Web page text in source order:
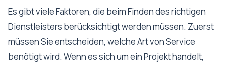
Es gibt viele Faktoren, die beim Finden des richtigen
Dienstleisters berücksichtigt werden müssen. Zuerst
müssen Sie entscheiden, welche Art von Service
benötigt wird. Wenn es sich um ein Projekt handelt,